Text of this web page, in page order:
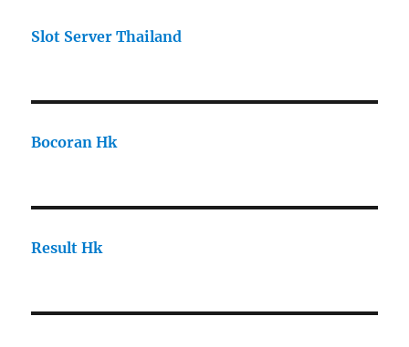
Slot Server Thailand
Bocoran Hk
Result Hk